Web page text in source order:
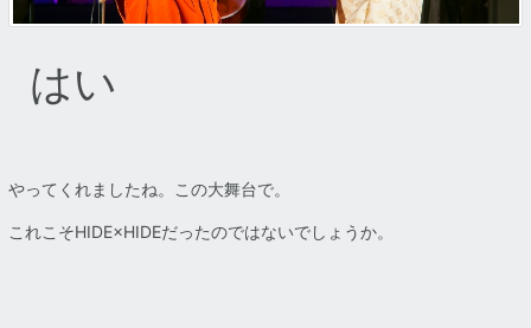
はい
やってくれましたね。この大舞台で。
これこそHIDE×HIDEだったのではないでしょうか。